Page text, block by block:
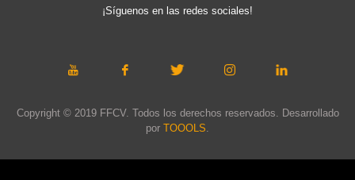
¡Síguenos en las redes sociales!
Copyright © 2019 FFCV. Todos los derechos reservados. Desarrollado
por TOOOLS